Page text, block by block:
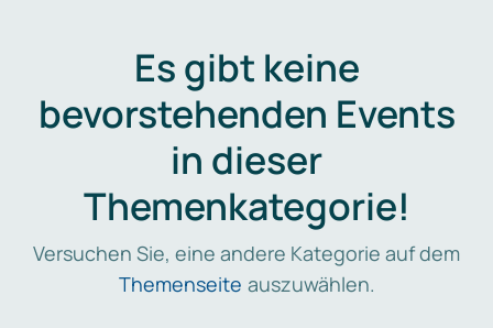
Es gibt keine
bevorstehenden Events
in dieser
Themenkategorie!
Versuchen Sie, eine andere Kategorie auf dem
Themenseite auszuwählen.